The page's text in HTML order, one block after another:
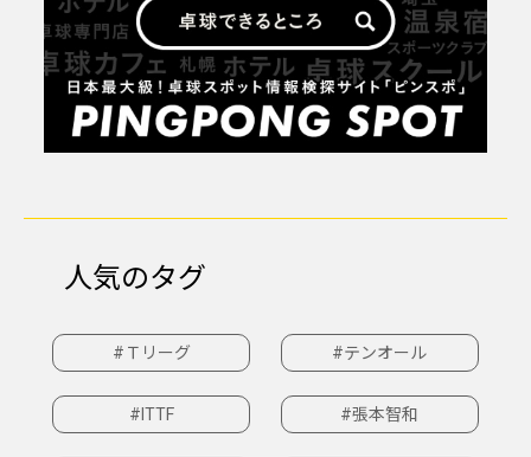
人気のタグ
#Ｔリーグ #テンオール
#ITTF #張本智和